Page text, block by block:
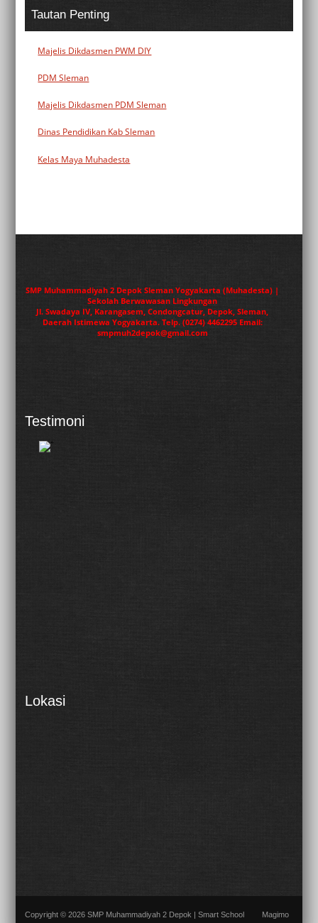
Tautan Penting
Majelis Dikdasmen PWM DIY
PDM Sleman
Majelis Dikdasmen PDM Sleman
Dinas Pendidikan Kab Sleman
Kelas Maya Muhadesta
SMP Muhammadiyah 2 Depok Sleman Yogyakarta (Muhadesta) |
Sekolah Berwawasan Lingkungan
Jl. Swadaya IV, Karangasem, Condongcatur, Depok, Sleman,
Daerah Istimewa Yogyakarta. Telp. (0274) 4462295 Email:
smpmuh2depok@gmail.com
Testimoni
Lokasi
Copyright © 2026 SMP Muhammadiyah 2 Depok | Smart School Magimo